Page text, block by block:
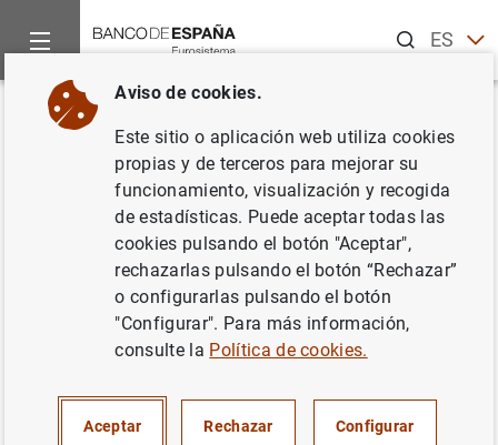
ESEN
Inicio Publicaciones
Volver
MTBE v2025: new version of the
Quarterly Model of the Banco
de España
Aviso de cookies.
Este sitio o aplicación web utiliza cookies
propias y de terceros para mejorar su
funcionamiento, visualización y recogida
de estadísticas. Puede aceptar todas las
cookies pulsando el botón "Aceptar",
rechazarlas pulsando el botón “Rechazar”
o configurarlas pulsando el botón
"Configurar". Para más información,
consulte la Política de cookies.
Aceptar Rechazar Configurar